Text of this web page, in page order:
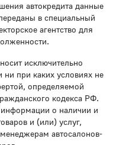
автокредита данные
в специальный
агентство для
исключительно
при каких условиях не
определяемой
кодекса РФ.
о наличии и
и (или) услуг,
автосалонов-